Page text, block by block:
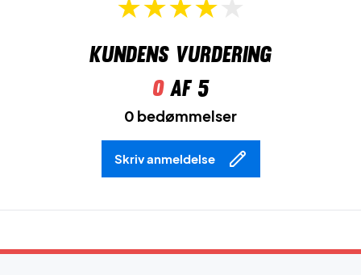
Kundens vurdering
0af 5
0 bedømmelser
Skriv anmeldelse